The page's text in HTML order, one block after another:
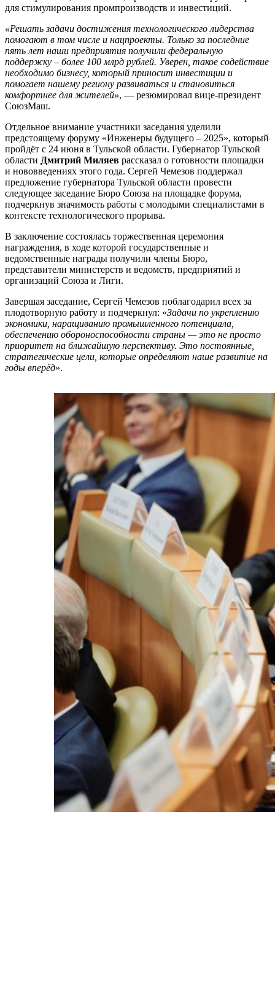
для стимулирования промпроизводств и инвестиций.
«Решать задачи достижения технологического лидерства
помогают в том числе и нацпроекты. Только за последние
пять лет наши предприятия получили федеральную
поддержку – более 100 млрд рублей. Уверен, такое содействие
необходимо бизнесу, который приносит инвестиции и
помогает нашему региону развиваться и становиться
комфортнее для жителей», — резюмировал вице-президент
СоюзМаш.
Отдельное внимание участники заседания уделили
предстоящему форуму «Инженеры будущего – 2025», который
пройдёт с 24 июня в Тульской области. Губернатор Тульской
области Дмитрий Миляев рассказал о готовности площадки
и нововведениях этого года. Сергей Чемезов поддержал
предложение губернатора Тульской области провести
следующее заседание Бюро Союза на площадке форума,
подчеркнув значимость работы с молодыми специалистами в
контексте технологического прорыва.
В заключение состоялась торжественная церемония
награждения, в ходе которой государственные и
ведомственные награды получили члены Бюро,
представители министерств и ведомств, предприятий и
организаций Союза и Лиги.
Завершая заседание, Сергей Чемезов поблагодарил всех за
плодотворную работу и подчеркнул: «Задачи по укреплению
экономики, наращиванию промышленного потенциала,
обеспечению обороноспособности страны — это не просто
приоритет на ближайшую перспективу. Это постоянные,
стратегические цели, которые определяют наше развитие на
годы вперёд».